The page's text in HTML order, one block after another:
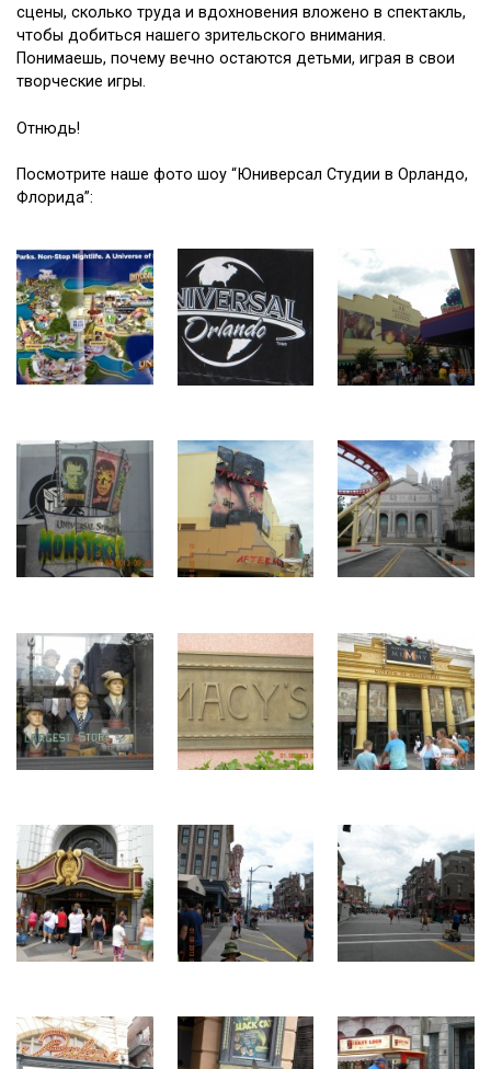
сцены, сколько труда и вдохновения вложено в спектакль,
чтобы добиться нашего зрительского внимания.
Понимаешь, почему вечно остаются детьми, играя в свои
творческие игры.
Отнюдь!
Посмотрите наше фото шоу “Юниверсал Студии в Орландо,
Флорида”: